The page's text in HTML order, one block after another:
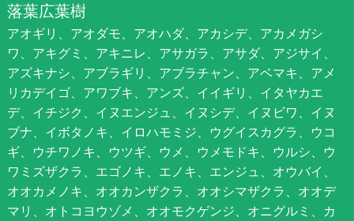
落葉広葉樹
アオギリ、アオダモ、アオハダ、アカシデ、アカメガシ
ワ、アキグミ、アキニレ、アサガラ、アサダ、アジサイ、
アズキナシ、アブラギリ、アブラチャン、アベマキ、アメ
リカデイゴ、アワブキ、アンズ、イイギリ、イタヤカエ
デ、イチジク、イヌエンジュ、イヌシデ、イヌビワ、イヌ
ブナ、イボタノキ、イロハモミジ、ウグイスカグラ、ウコ
ギ、ウチワノキ、ウツギ、ウメ、ウメモドキ、ウルシ、ウ
ワミズザクラ、エゴノキ、エノキ、エンジュ、オウバイ、
オオカメノキ、オオカンザクラ、オオシマザクラ、オオデ
マリ、オトコヨウゾメ、オオモクゲンジ、オニグルミ、カ